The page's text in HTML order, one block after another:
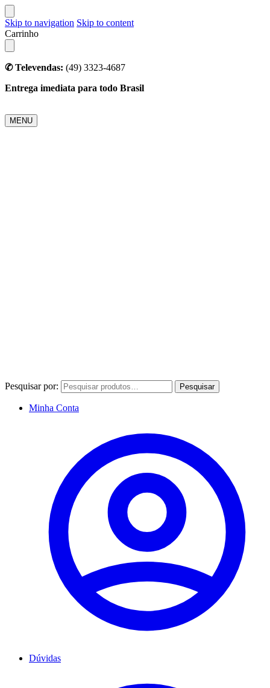
Skip to navigation Skip to content
Carrinho
✆ Televendas: (49) 3323-4687
Entrega imediata para todo Brasil
MENU
Pesquisar por: Pesquisar
Minha Conta
Dúvidas